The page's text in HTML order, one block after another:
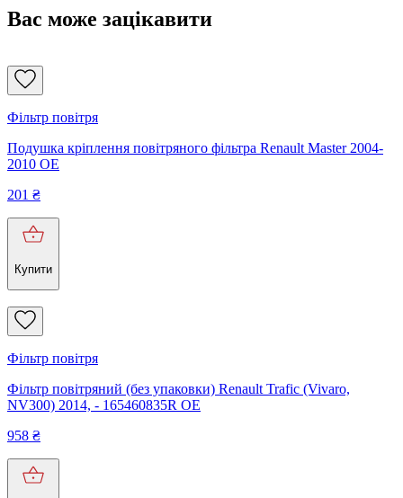
Вас може зацікавити
Фільтр повітря
Подушка кріплення повітряного фільтра Renault Master 2004-
2010 OE
201 ₴
Купити
Фільтр повітря
Фільтр повітряний (без упаковки) Renault Trafic (Vivaro,
NV300) 2014, - 165460835R OE
958 ₴